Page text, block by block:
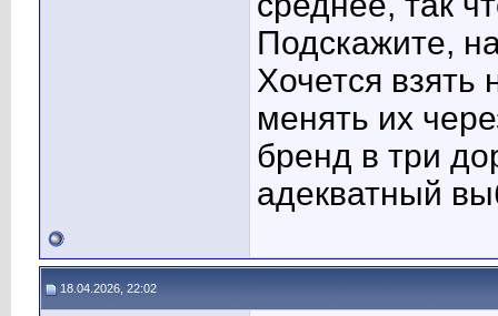
Подскажите,
Хочется
менять их
бренд в три
адекватный
18.04.2026, 22:02